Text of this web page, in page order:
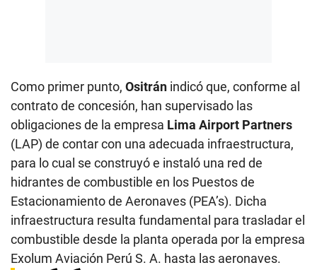
Como primer punto, Ositrán indicó que, conforme al
contrato de concesión, han supervisado las
obligaciones de la empresa Lima Airport Partners
(LAP) de contar con una adecuada infraestructura,
para lo cual se construyó e instaló una red de
hidrantes de combustible en los Puestos de
Estacionamiento de Aeronaves (PEA’s). Dicha
infraestructura resulta fundamental para trasladar el
combustible desde la planta operada por la empresa
Exolum Aviación Perú S. A. hasta las aeronaves.